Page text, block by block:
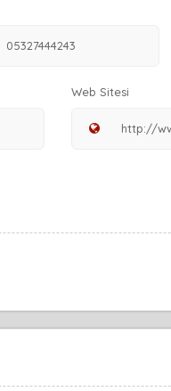
Web Sitesi